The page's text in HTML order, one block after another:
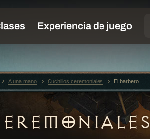
A una mano Cuchillos ceremoniales El barbero